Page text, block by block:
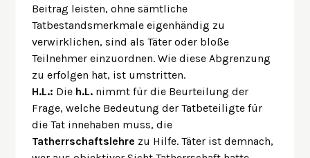
Beitrag leisten, ohne sämtliche
Tatbestandsmerkmale eigenhändig zu
verwirklichen, sind als Täter oder bloße
Teilnehmer einzuordnen. Wie diese Abgrenzung
zu erfolgen hat, ist umstritten.
H.L.: Die h.L. nimmt für die Beurteilung der
Frage, welche Bedeutung der Tatbeteiligte für
die Tat innehaben muss, die
Tatherrschaftslehre zu Hilfe. Täter ist demnach,